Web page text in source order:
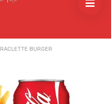
RACLETTE BURGER